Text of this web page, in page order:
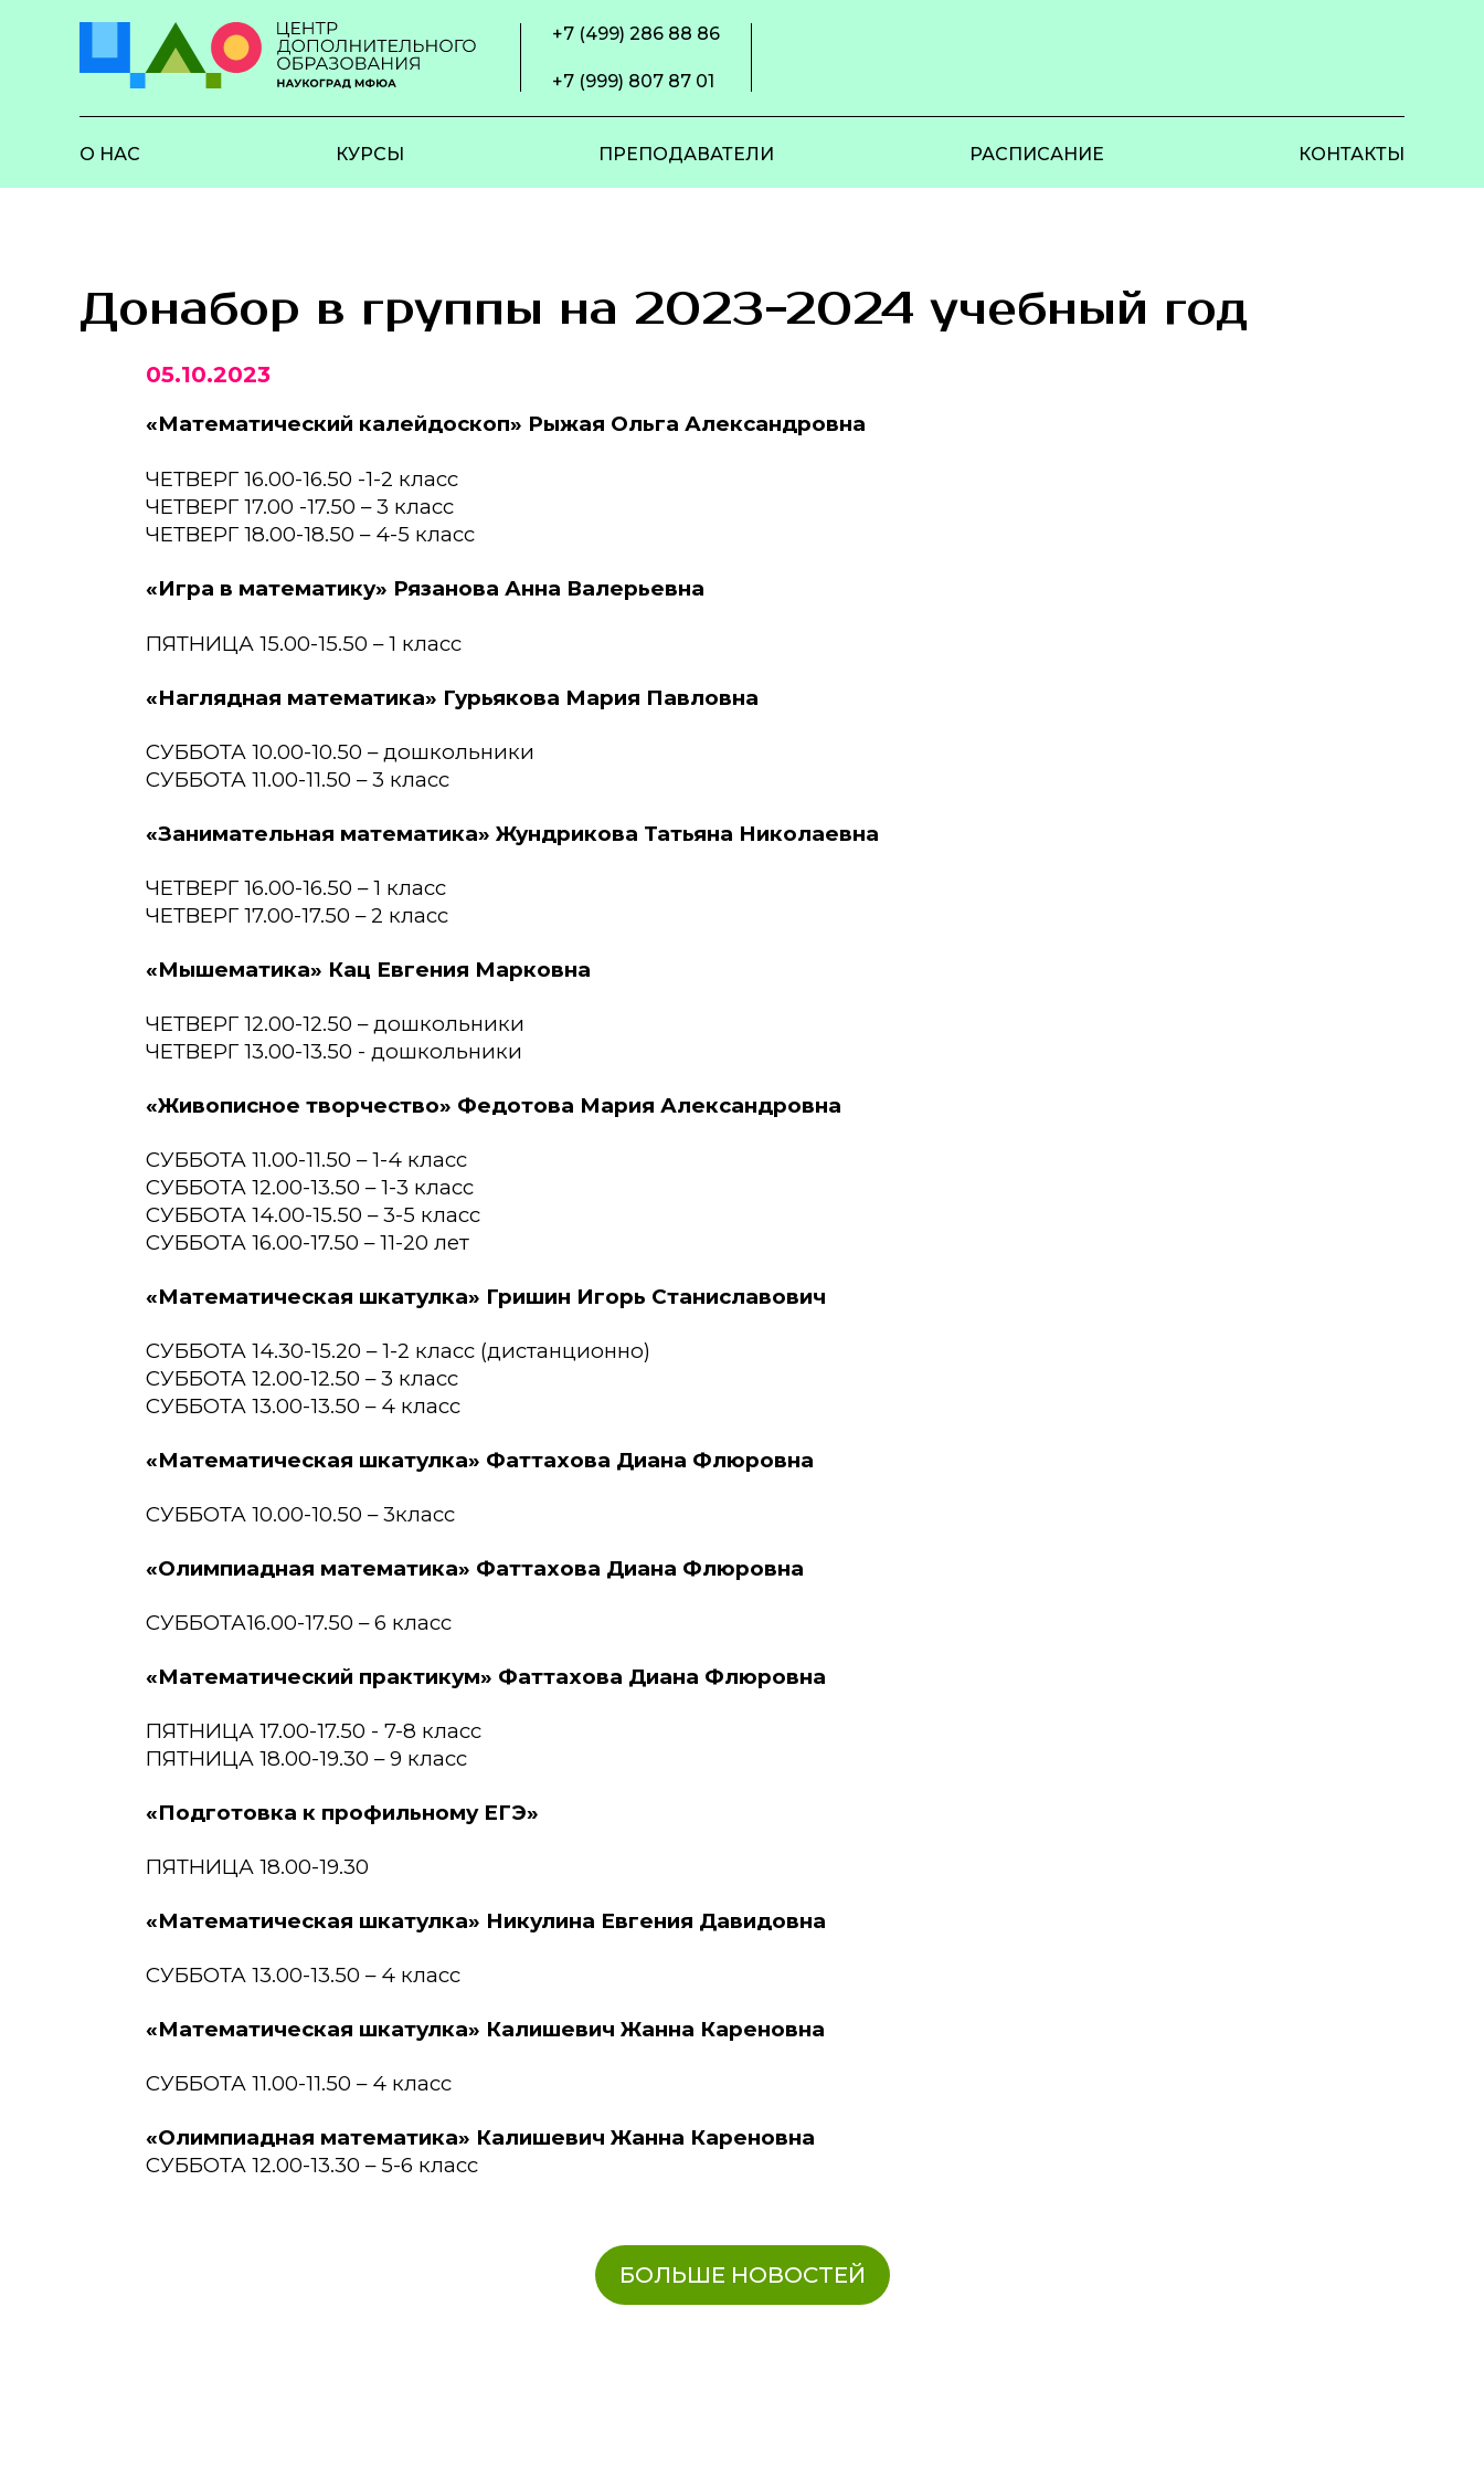
+7 (499) 286 88 86
+7 (999) 807 87 01
О НАС КУРСЫ ПРЕПОДАВАТЕЛИ РАСПИСАНИЕ КОНТАКТЫ
Донабор в группы на 2023-2024 учебный год
05.10.2023
«Математический калейдоскоп» Рыжая Ольга Александровна
ЧЕТВЕРГ 16.00-16.50 -1-2 класс
ЧЕТВЕРГ 17.00 -17.50 – 3 класс
ЧЕТВЕРГ 18.00-18.50 – 4-5 класс
«Игра в математику» Рязанова Анна Валерьевна
ПЯТНИЦА 15.00-15.50 – 1 класс
«Наглядная математика» Гурьякова Мария Павловна
СУББОТА 10.00-10.50 – дошкольники
СУББОТА 11.00-11.50 – 3 класс
«Занимательная математика» Жундрикова Татьяна Николаевна
ЧЕТВЕРГ 16.00-16.50 – 1 класс
ЧЕТВЕРГ 17.00-17.50 – 2 класс
«Мышематика» Кац Евгения Марковна
ЧЕТВЕРГ 12.00-12.50 – дошкольники
ЧЕТВЕРГ 13.00-13.50 - дошкольники
«Живописное творчество» Федотова Мария Александровна
СУББОТА 11.00-11.50 – 1-4 класс
СУББОТА 12.00-13.50 – 1-3 класс
СУББОТА 14.00-15.50 – 3-5 класс
СУББОТА 16.00-17.50 – 11-20 лет
«Математическая шкатулка» Гришин Игорь Станиславович
СУББОТА 14.30-15.20 – 1-2 класс (дистанционно)
СУББОТА 12.00-12.50 – 3 класс
СУББОТА 13.00-13.50 – 4 класс
«Математическая шкатулка» Фаттахова Диана Флюровна
СУББОТА 10.00-10.50 – 3класс
«Олимпиадная математика» Фаттахова Диана Флюровна
СУББОТА16.00-17.50 – 6 класс
«Математический практикум» Фаттахова Диана Флюровна
ПЯТНИЦА 17.00-17.50 - 7-8 класс
ПЯТНИЦА 18.00-19.30 – 9 класс
«Подготовка к профильному ЕГЭ»
ПЯТНИЦА 18.00-19.30
«Математическая шкатулка» Никулина Евгения Давидовна
СУББОТА 13.00-13.50 – 4 класс
«Математическая шкатулка» Калишевич Жанна Кареновна
СУББОТА 11.00-11.50 – 4 класс
«Олимпиадная математика» Калишевич Жанна Кареновна
СУББОТА 12.00-13.30 – 5-6 класс
БОЛЬШЕ НОВОСТЕЙ